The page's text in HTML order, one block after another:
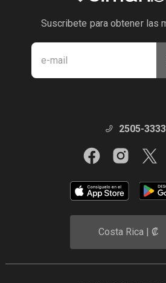
Suscribete para obtener las
2505-3333
Costa Rica | ₡